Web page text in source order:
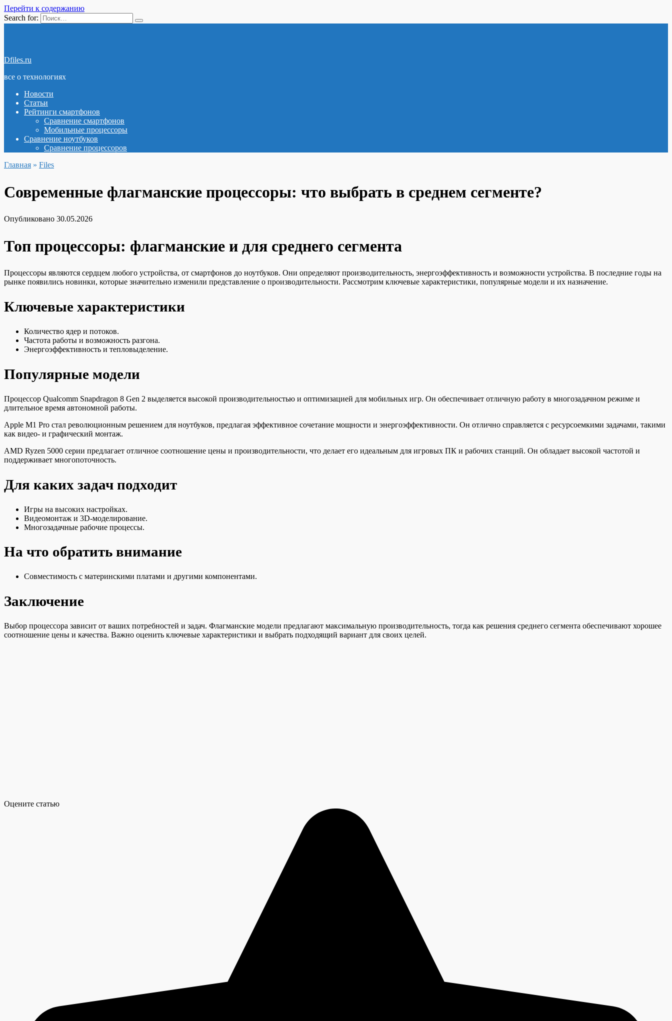
Перейти к содержанию
Search for:
Dfiles.ru
все о технологиях
Новости
Статьи
Рейтинги смартфонов
Сравнение смартфонов
Мобильные процессоры
Сравнение ноутбуков
Сравнение процессоров
Главная » Files
Современные флагманские процессоры: что выбрать в среднем сегменте?
Опубликовано 30.05.2026
Топ процессоры: флагманские и для среднего сегмента
Процессоры являются сердцем любого устройства, от смартфонов до ноутбуков. Они определяют производительность, энергоэффективность и возможности устройства. В последние годы на
рынке появились новинки, которые значительно изменили представление о производительности. Рассмотрим ключевые характеристики, популярные модели и их назначение.
Ключевые характеристики
Количество ядер и потоков.
Частота работы и возможность разгона.
Энергоэффективность и тепловыделение.
Популярные модели
Процессор Qualcomm Snapdragon 8 Gen 2 выделяется высокой производительностью и оптимизацией для мобильных игр. Он обеспечивает отличную работу в многозадачном режиме и
длительное время автономной работы.
Apple M1 Pro стал революционным решением для ноутбуков, предлагая эффективное сочетание мощности и энергоэффективности. Он отлично справляется с ресурсоемкими задачами, такими
как видео- и графический монтаж.
AMD Ryzen 5000 серии предлагает отличное соотношение цены и производительности, что делает его идеальным для игровых ПК и рабочих станций. Он обладает высокой частотой и
поддерживает многопоточность.
Для каких задач подходит
Игры на высоких настройках.
Видеомонтаж и 3D-моделирование.
Многозадачные рабочие процессы.
На что обратить внимание
Совместимость с материнскими платами и другими компонентами.
Заключение
Выбор процессора зависит от ваших потребностей и задач. Флагманские модели предлагают максимальную производительность, тогда как решения среднего сегмента обеспечивают хорошее
соотношение цены и качества. Важно оценить ключевые характеристики и выбрать подходящий вариант для своих целей.
Оцените статью